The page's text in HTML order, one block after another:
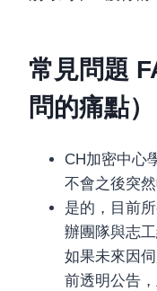
常見問題
問的痛點）
CH加密中心
不會之後突
是的，目前
辦團隊與志
如果未來因
前透明公告